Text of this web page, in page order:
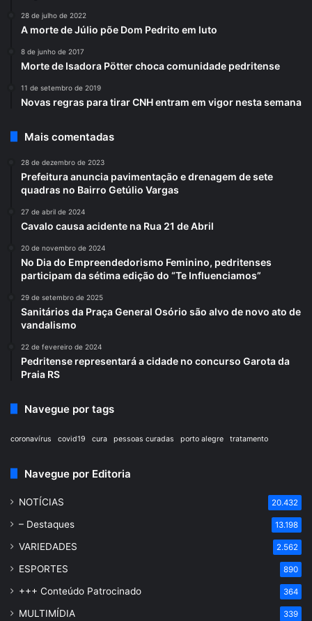
28 de julho de 2022
A morte de Júlio põe Dom Pedrito em luto
8 de junho de 2017
Morte de Isadora Pötter choca comunidade pedritense
11 de setembro de 2019
Novas regras para tirar CNH entram em vigor nesta semana
Mais comentadas
28 de dezembro de 2023
Prefeitura anuncia pavimentação e drenagem de sete
quadras no Bairro Getúlio Vargas
27 de abril de 2024
Cavalo causa acidente na Rua 21 de Abril
20 de novembro de 2024
No Dia do Empreendedorismo Feminino, pedritenses
participam da sétima edição do “Te Influenciamos”
29 de setembro de 2025
Sanitários da Praça General Osório são alvo de novo ato de
vandalismo
22 de fevereiro de 2024
Pedritense representará a cidade no concurso Garota da
Praia RS
Navegue por tags
coronavírus covid19 cura pessoas curadas porto alegre tratamento
Navegue por Editoria
NOTÍCIAS 20.432
– Destaques 13.198
VARIEDADES 2.562
ESPORTES 890
+++ Conteúdo Patrocinado 364
MULTIMÍDIA 339